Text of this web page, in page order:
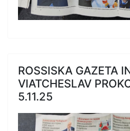
ROSSISKA GAZETA
VIATCHESLAV
5.11.25